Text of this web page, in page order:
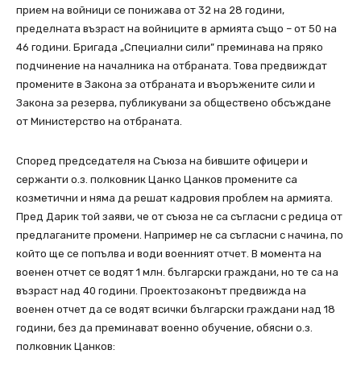
прием на войници се понижава от 32 на 28 години,
пределната възраст на войниците в армията също – от 50 на
46 години. Бригада „Специални сили” преминава на пряко
подчинение на началника на отбраната. Това предвиждат
промените в Закона за отбраната и въоръжените сили и
Закона за резерва, публикувани за обществено обсъждане
от Министерство на отбраната.
Според председателя на Съюза на бившите офицери и
сержанти о.з. полковник Цанко Цанков промените са
козметични и няма да решат кадровия проблем на армията.
Пред Дарик той заяви, че от съюза не са съгласни с редица от
предлаганите промени. Например не са съгласни с начина, по
който ще се попълва и води военният отчет. В момента на
военен отчет се водят 1 млн. български граждани, но те са на
възраст над 40 години. Проектозаконът предвижда на
военен отчет да се водят всички български граждани над 18
години, без да преминават военно обучение, обясни о.з.
полковник Цанков: